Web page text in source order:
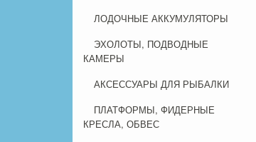
ЛОДОЧНЫЕ АККУМУЛЯТОРЫ
ЭХОЛОТЫ, ПОДВОДНЫЕ
КАМЕРЫ
АКСЕССУАРЫ ДЛЯ РЫБАЛКИ
ПЛАТФОРМЫ, ФИДЕРНЫЕ
КРЕСЛА, ОБВЕС